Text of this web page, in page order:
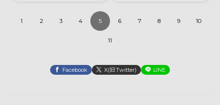
1 2 3 4 5 6 7 8 9 10
11
Facebook X(旧:Twitter) LINE